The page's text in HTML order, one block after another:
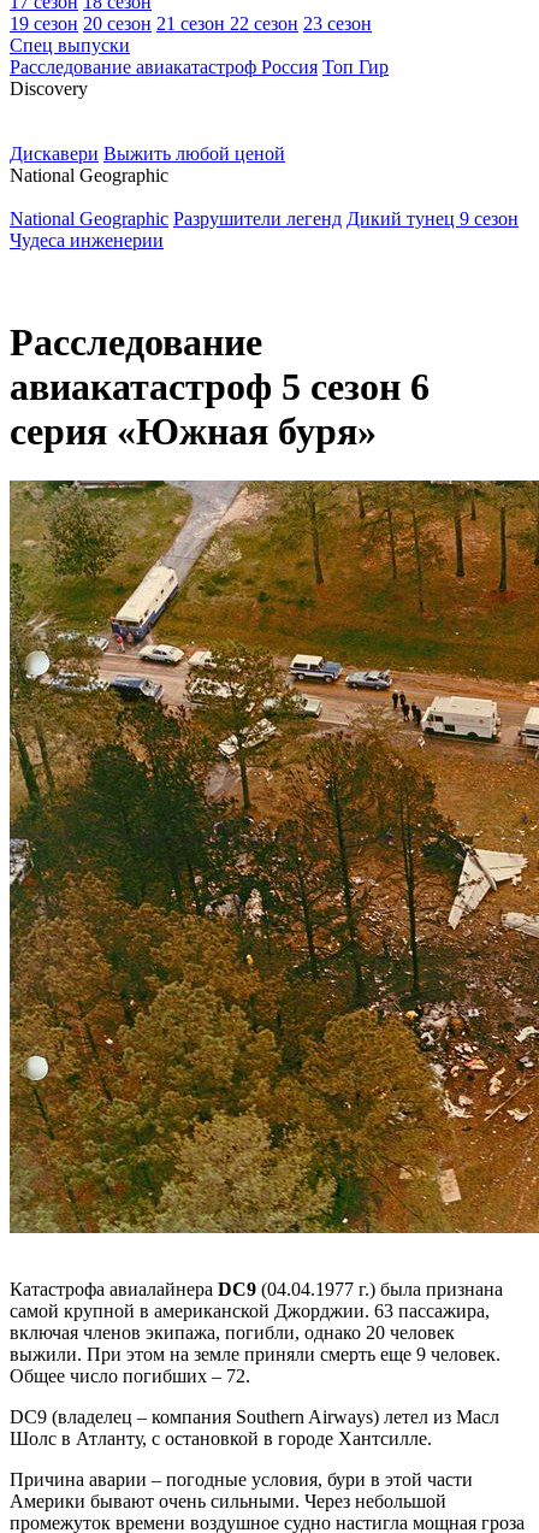
19 сезон 20 сезон 21 сезон 22 сезон 23 сезон
Спец выпуски
Расследование авиакатастроф Россия Топ Гир
Discovery
Дискавери Выжить любой ценой
National Geographic
National Geographic Разрушители легенд Дикий тунец 9 сезон
Чудеса инженерии
Расследование
авиакатастроф 5 сезон 6
серия «Южная буря»
Катастрофа авиалайнера DC9 (04.04.1977 г.) была признана
самой крупной в американской Джорджии. 63 пассажира,
включая членов экипажа, погибли, однако 20 человек
выжили. При этом на земле приняли смерть еще 9 человек.
Общее число погибших – 72.
DC9 (владелец – компания Southern Airways) летел из Масл
Шолс в Атланту, с остановкой в городе Хантсилле.
Причина аварии – погодные условия, бури в этой части
Америки бывают очень сильными. Через небольшой
промежуток времени воздушное судно настигла мощная гроза